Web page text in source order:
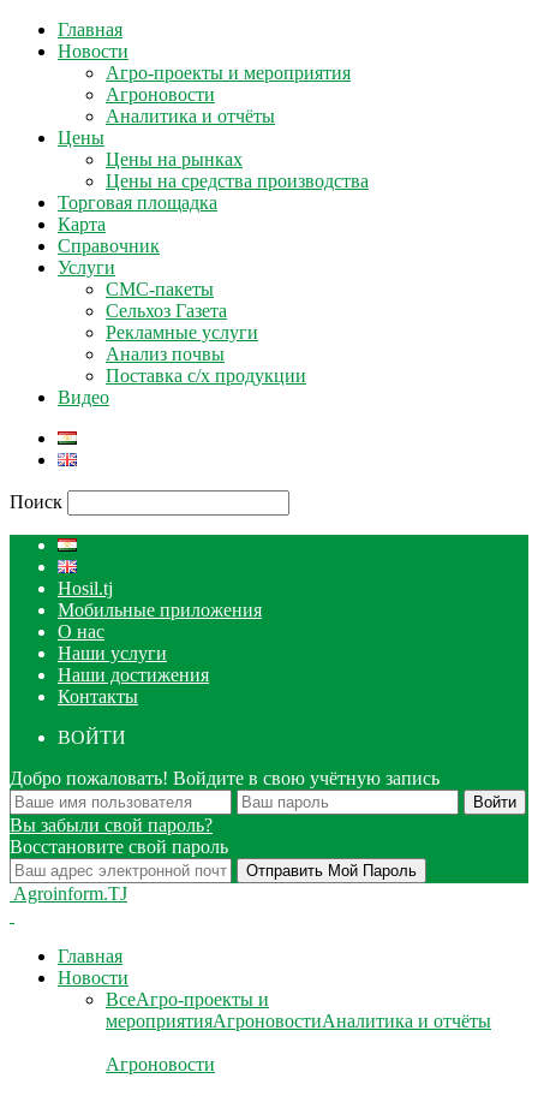
Главная
Новости
Агро-проекты и мероприятия
Агроновости
Аналитика и отчёты
Цены
Цены на рынках
Цены на средства производства
Торговая площадка
Карта
Справочник
Услуги
СМС-пакеты
Сельхоз Газета
Рекламные услуги
Анализ почвы
Поставка с/х продукции
Видео
Поиск
Hosil.tj
Мобильные приложения
О нас
Наши услуги
Наши достижения
Контакты
ВОЙТИ
Добро пожаловать! Войдите в свою учётную запись
Вы забыли свой пароль?
Восстановите свой пароль
Agroinform.TJ
Главная
Новости
ВсеАгро-проекты и
мероприятияАгроновостиАналитика и отчёты
Агроновости